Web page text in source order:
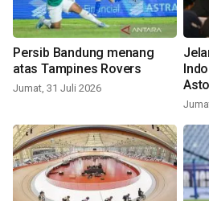
Persib Bandung menang
atas Tampines Rovers
Jumat, 31 Juli 2026